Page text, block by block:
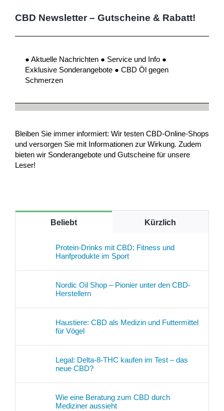
CBD Newsletter – Gutscheine & Rabatt!
● Aktuelle Nachrichten ● Service und Info ●
Exklusive Sonderangebote ● CBD Öl gegen
Schmerzen
Bleiben Sie immer informiert: Wir testen CBD-Online-Shops
und versorgen Sie mit Informationen zur Wirkung. Zudem
bieten wir Sonderangebote und Gutscheine für unsere
Leser!
Beliebt Kürzlich
Protein-Drinks mit CBD: Fitness und
Hanfprodukte im Sport
Nordic Oil Shop – Pionier unter den CBD-
Herstellern
Haustiere: CBD als Medizin und Futtermittel
für Vögel
Legal: Delta-8-THC kaufen im Test – das
neue CBD?
Wie eine Beratung zum CBD durch
Mediziner aussieht